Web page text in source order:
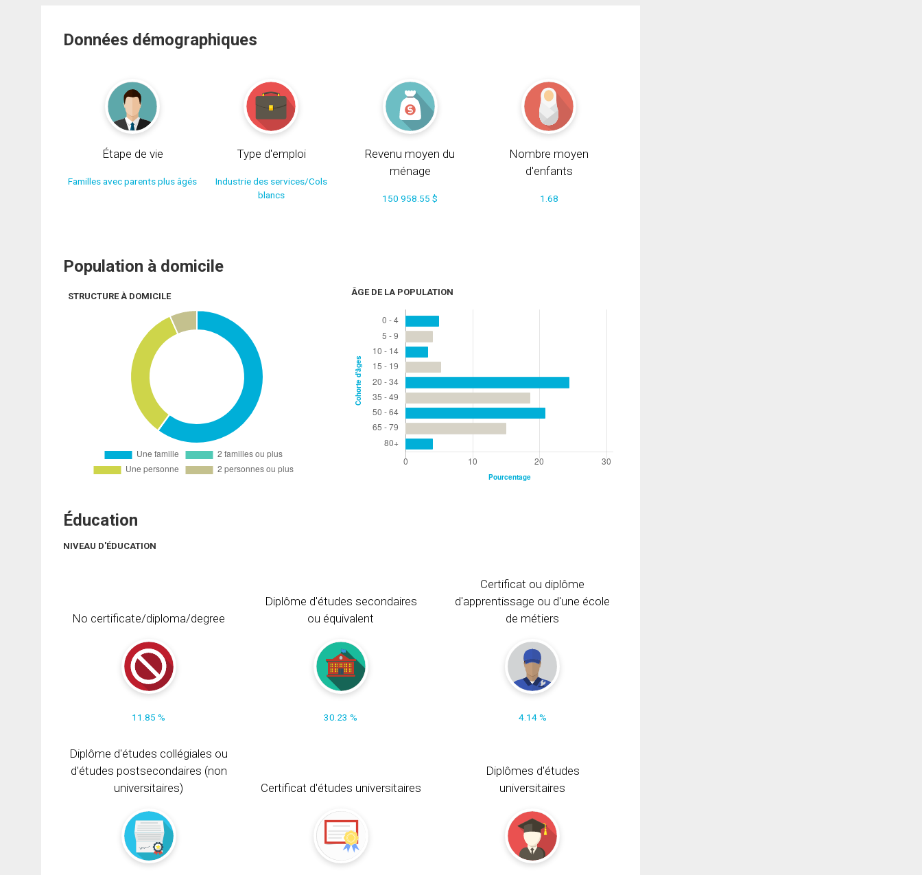
Données démographiques
Étape de vie
Familles avec parents plus âgés
Type d'emploi
Industrie des services/Cols
blancs
Revenu moyen du
ménage
150 958.55 $
Nombre moyen
d'enfants
1.68
Population à domicile
STRUCTURE À DOMICILE ÂGE DE LA POPULATION
Éducation
NIVEAU D'ÉDUCATION
No certificate/diploma/degree
11.85 %
Diplôme d'études secondaires
ou équivalent
30.23 %
Certificat ou diplôme
d'apprentissage ou d'une école
de métiers
4.14 %
Diplôme d'études collégiales ou
d'études postsecondaires (non
universitaires)
Certificat d'études universitaires
Diplômes d'études
universitaires